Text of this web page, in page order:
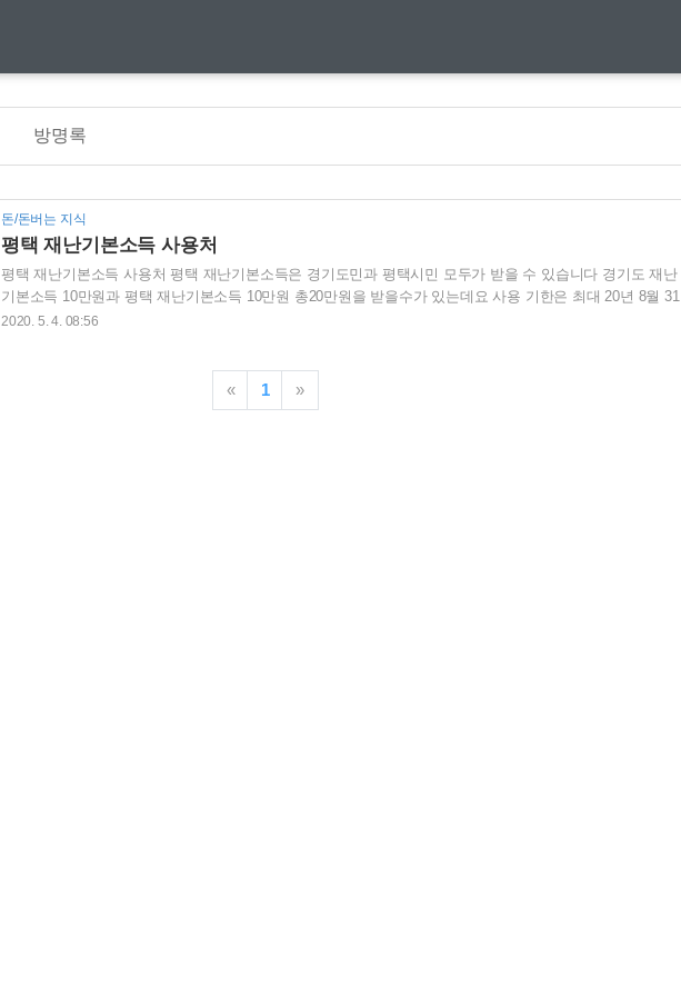
방명록
돈/돈버는 지식
평택 재난기본소득 사용처
평택 재난기본소득 사용처 평택 재난기본소득은 경기도민과 평택시민 모두가 받을 수 있습니다 경기도 재난
기본소득 10만원과 평택 재난기본소득 10만원 총20만원을 받을수가 있는데요 사용 기한은 최대 20년 8월 31
일 까지로 공지가 되어 있습니다 평택 재난기본소득 사용처는 위에 나와있지만 더 자세하게 알아 볼 수가 있
을 신청 하셨다면 4월 29일에서 4월 30일에 신청 하신 분들은 기간이 조금 걸리실겁니다 문자로 사용개시에
있어서 일부 시간이 소요가 될 수 있습니다 미성년자는 법정대리인으로 대리 신청이 ..
2020. 5. 4. 08:56
« 1 »